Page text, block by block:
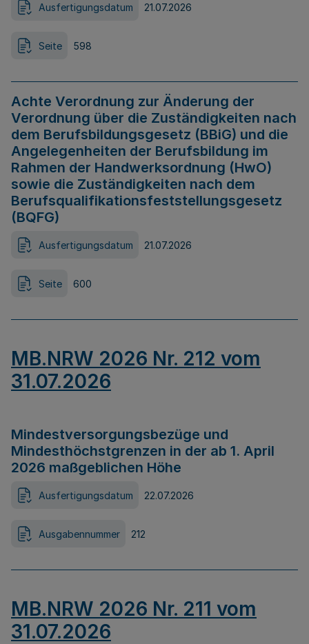
Ausfertigungsdatum 21.07.2026
Seite 598
Achte Verordnung zur Änderung der
Verordnung über die Zuständigkeiten nach
dem Berufsbildungsgesetz (BBiG) und die
Angelegenheiten der Berufsbildung im
Rahmen der Handwerksordnung (HwO)
sowie die Zuständigkeiten nach dem
Berufsqualifikationsfeststellungsgesetz
(BQFG)
Ausfertigungsdatum 21.07.2026
Seite 600
MB.NRW 2026 Nr. 212 vom
31.07.2026
Mindestversorgungsbezüge und
Mindesthöchstgrenzen in der ab 1. April
2026 maßgeblichen Höhe
Ausfertigungsdatum 22.07.2026
Ausgabennummer 212
MB.NRW 2026 Nr. 211 vom
31.07.2026